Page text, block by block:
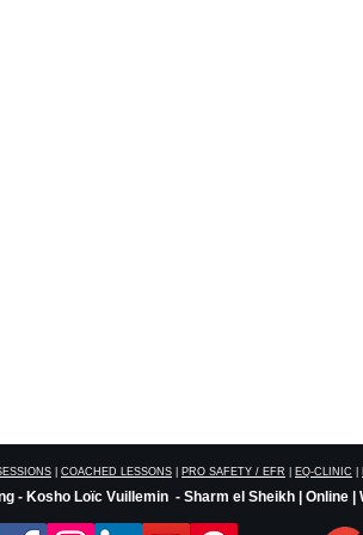
COACHED LESSONS PRO SAFETY / EFR EQ-CLINIC
- Kosho Loïc Vuillemin - Sharm el Sheikh | Online |